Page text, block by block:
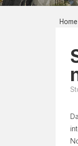
Home